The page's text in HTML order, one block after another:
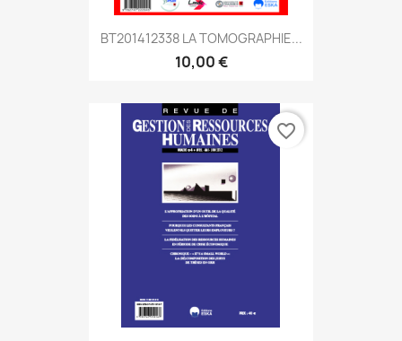
BT201412338 LA TOMOGRAPHIE...
10,00 €
favorite_border